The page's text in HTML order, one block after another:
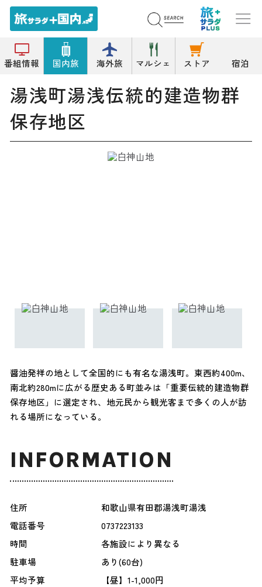
番組情報 国内旅 海外旅 マルシェ ストア 宿泊
トップ 歴史的建造物 湯浅町湯浅伝統的建造物群保存地区
湯浅町湯浅伝統的建造物群
保存地区
醤油発祥の地として全国的にも有名な湯浅町。東西約400m、
南北約280mに広がる歴史ある町並みは「重要伝統的建造物群
保存地区」に選定され、地元民から観光客まで多くの人が訪
れる場所になっている。
INFORMATION
住所
和歌山県有田郡湯浅町湯浅
電話番号
0737223133
時間
各施設により異なる
駐車場
あり(60台)
平均予算
【昼】1-1,000円